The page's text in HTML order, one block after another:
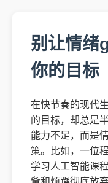
别让情
你的目标
在快节奏的现代
的目标，却总是
能力不足，而是
策。比如，一位
学习人工智能课